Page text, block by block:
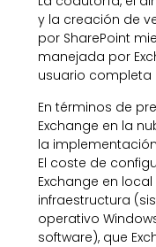
y la creación de
por SharePoint
manejada por
usuario completa
En términos de
Exchange en la
la
El coste de
Exchange en
infraestructura
operativo
software), que